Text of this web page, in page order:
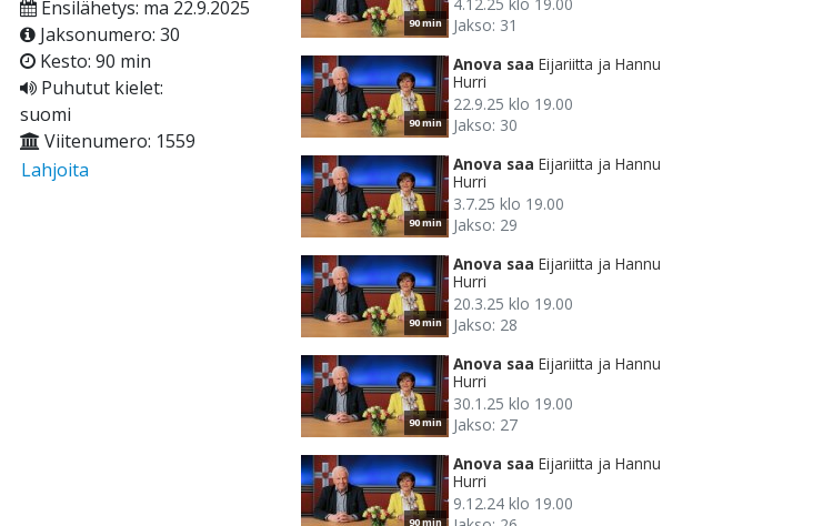
Ensilähetys: ma 22.9.2025
Jaksonumero: 30
Kesto: 90 min
Puhutut kielet:
suomi
Viitenumero: 1559
Lahjoita
90 min
4.12.25 klo 19.00
Jakso: 31
90 min
Anova saa Eijariitta ja Hannu
Hurri
22.9.25 klo 19.00
Jakso: 30
90 min
Anova saa Eijariitta ja Hannu
Hurri
3.7.25 klo 19.00
Jakso: 29
90 min
Anova saa Eijariitta ja Hannu
Hurri
20.3.25 klo 19.00
Jakso: 28
90 min
Anova saa Eijariitta ja Hannu
Hurri
30.1.25 klo 19.00
Jakso: 27
90 min
Anova saa Eijariitta ja Hannu
Hurri
9.12.24 klo 19.00